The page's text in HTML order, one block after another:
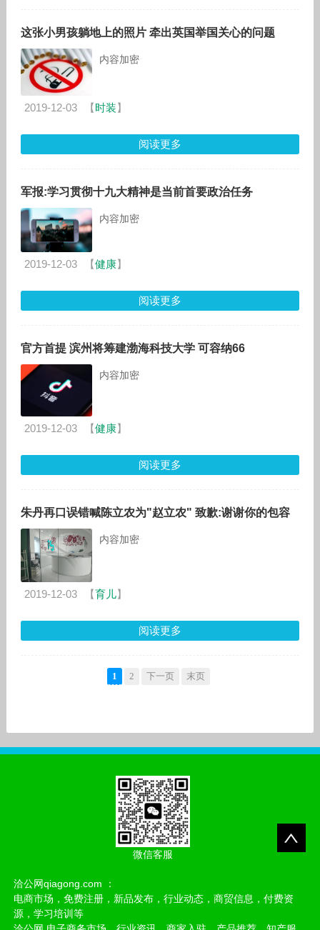
这张小男孩躺地上的照片 牵出英国举国关心的问题
内容加密
2019-12-03 【时装】
阅读更多
军报:学习贯彻十九大精神是当前首要政治任务
内容加密
2019-12-03 【健康】
阅读更多
官方首提 滨州将筹建渤海科技大学 可容纳66
内容加密
2019-12-03 【健康】
阅读更多
朱丹再口误错喊陈立农为"赵立农" 致歉:谢谢你的包容
内容加密
2019-12-03 【育儿】
阅读更多
1 2 下一页 末页
微信客服
洽公网qiagong.com ：
电商市场，免费注册，新品发布，行业动态，商贸信息，付费资
源，学习培训等